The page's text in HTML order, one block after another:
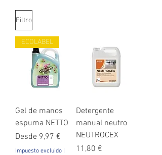
Filtro
ECOLABEL
Gel de manos
espuma NETTO
Desde 9,97 €
Precio de oferta
Impuesto excluido
Detergente
manual neutro
NEUTROCEX
Precio
11,80 €